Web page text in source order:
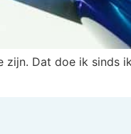
Dat doe ik sinds